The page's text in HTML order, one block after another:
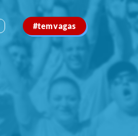
#temvagas